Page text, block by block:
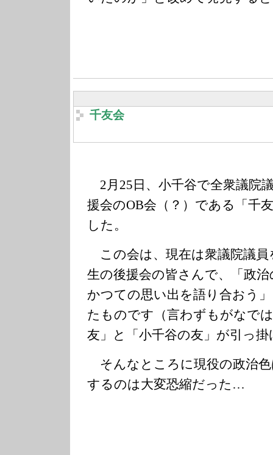
千友会
2月25日、小千谷で全衆議院
援会のOB会（？）である「千
した。
この会は、現在は衆議院議員
生の後援会の皆さんで、「政
かつての思い出を語り合おう
たものです（言わずもがなで
友」と「小千谷の友」が引っ
そんなところに現役の政治
するのは大変恐縮だった…